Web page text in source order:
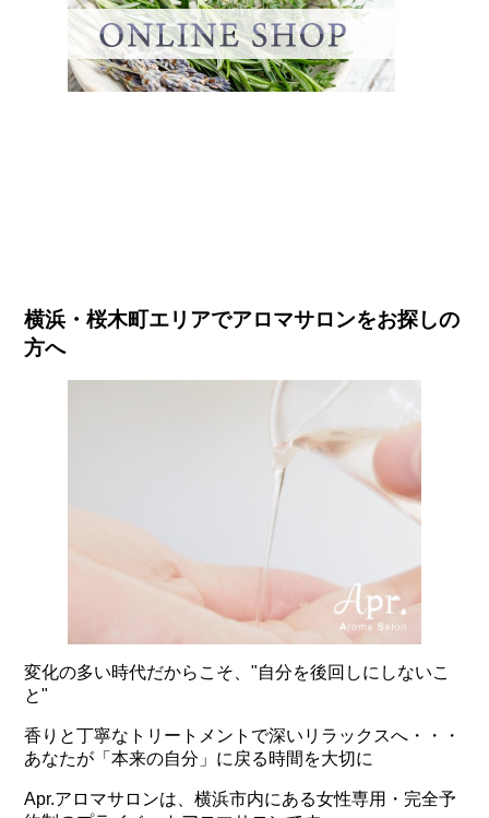
横浜・桜木町エリアでアロマサロンをお探しの
方へ
変化の多い時代だからこそ、"自分を後回しにしないこ
と"
香りと丁寧なトリートメントで深いリラックスへ・・・
あなたが「本来の自分」に戻る時間を大切に
Apr.アロマサロンは、横浜市内にある女性専用・完全予